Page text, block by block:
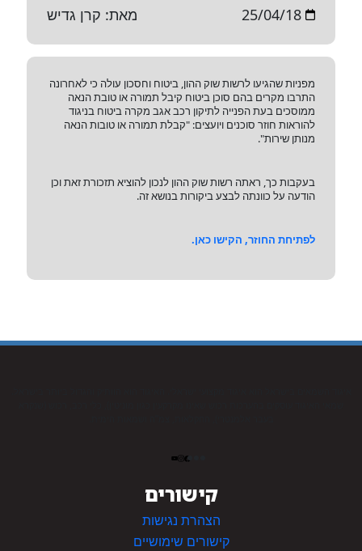
25/04/18 מאת: קרן גדיש
מפניות שהגיעו לרשות שוק ההון, ביטוח וחסכון עולה כי לאחרונה
התרבו מקרים בהם סוכן ביטוח קיבל תמורה או טובת הנאה
ממוסכים בעת הפנייה לתיקון רכב אגב מקרה ביטוח בניגוד
להוראות חוזר סוכנים ויועצים: "קבלת תמורה או טובות הנאה
מנותן שירות".
בעקבות כך, ראתה רשות שוק ההון לנכון להוציא תזכורת זאת וכן
הודעה על כוונתה לבצע ביקורות בנושא זה.
לפתיחת החוזר, הקישו כאן.
קישורים
הצהרת נגישות
קישורים שימושיים